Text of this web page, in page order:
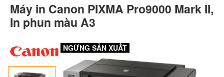
Máy in Canon PIXMA Pro9000 Mark II,
In phun màu A3
NGỪNG SẢN XUẤT